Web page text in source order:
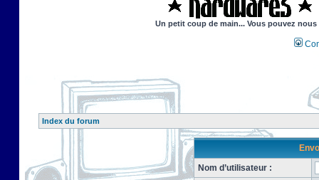
Un petit coup de main... Vous pouvez
Index du forum
Nom d’utilisateur :